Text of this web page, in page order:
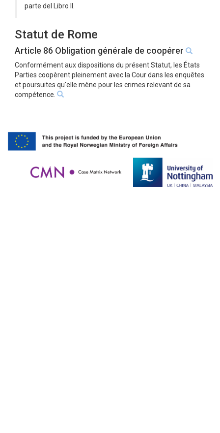
parte del Libro II.
Statut de Rome
Article 86 Obligation générale de coopérer
Conformément aux dispositions du présent Statut, les États
Parties coopèrent pleinement avec la Cour dans les enquêtes
et poursuites qu'elle mène pour les crimes relevant de sa
compétence.